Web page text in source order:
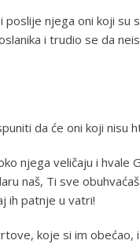
njega oni koji su
i trudio se da
da će oni koji nisu
njega veličaju i
naš, Ti sve
ih patnje u vatri!
koje si im